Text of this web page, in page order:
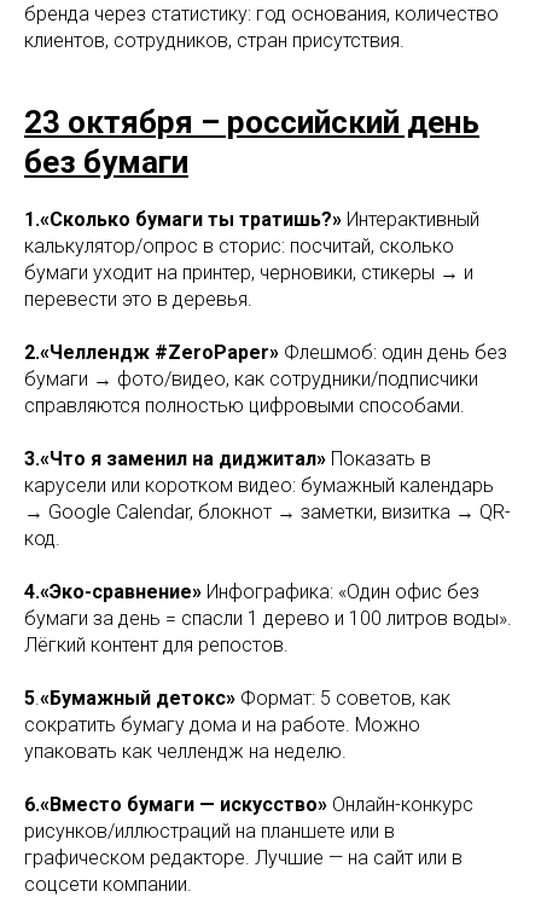
бренда через статистику: год основания, количество
клиентов, сотрудников, стран присутствия.
23 октября – российский день
без бумаги
1.«Сколько бумаги ты тратишь?» Интерактивный
калькулятор/опрос в сторис: посчитай, сколько
бумаги уходит на принтер, черновики, стикеры → и
перевести это в деревья.
2.«Челлендж #ZeroPaper» Флешмоб: один день без
бумаги → фото/видео, как сотрудники/подписчики
справляются полностью цифровыми способами.
3.«Что я заменил на диджитал» Показать в
карусели или коротком видео: бумажный календарь
→ Google Calendar, блокнот → заметки, визитка → QR-
код.
4.«Эко-сравнение» Инфографика: «Один офис без
бумаги за день = спасли 1 дерево и 100 литров воды».
Лёгкий контент для репостов.
5.«Бумажный детокс» Формат: 5 советов, как
сократить бумагу дома и на работе. Можно
упаковать как челлендж на неделю.
6.«Вместо бумаги — искусство» Онлайн-конкурс
рисунков/иллюстраций на планшете или в
графическом редакторе. Лучшие — на сайт или в
соцсети компании.